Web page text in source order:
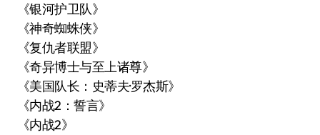
《银河护卫队》
《神奇蜘蛛侠》
《复仇者联盟》
《奇异博士与至上诸尊》
《美国队长：史蒂夫·罗杰斯》
《内战2：誓言》
《内战2》